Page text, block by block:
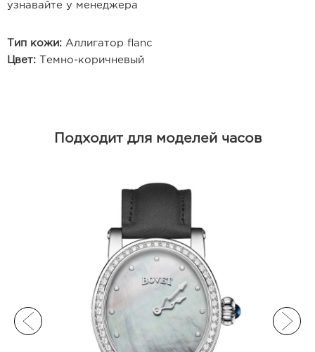
узнавайте у менеджера
Тип кожи: Аллигатор flanc
Цвет: Темно-коричневый
Подходит для моделей часов